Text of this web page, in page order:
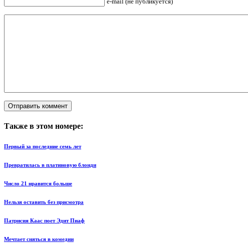
Также в этом номере:
Первый за последние семь лет
Превратилась в платиновую блонди
Число 21 нравится больше
Нельзя оставить без присмотра
Патрисия Каас поет Эдит Пиаф
Мечтает сняться в комедии